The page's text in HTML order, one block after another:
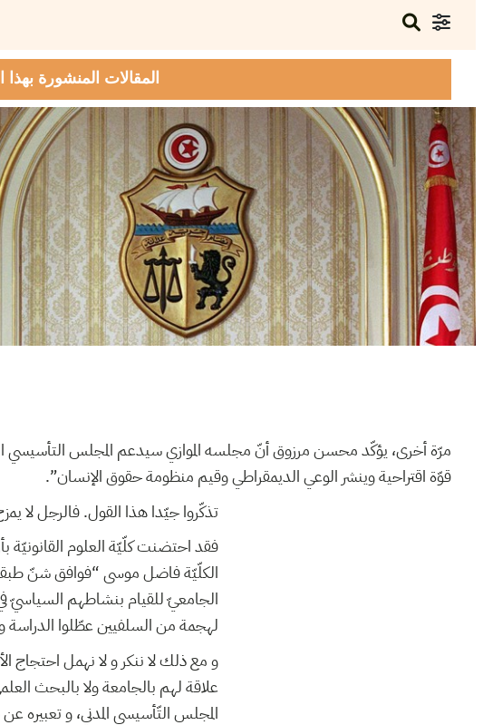
المقالات المنشورة
مرّة أخرى، يؤكّد محسن مرزوق أنّ مجلسه الموازي سيدعم المجلس التأسيسي
قوّة اقتراحية وينشر الوعي الديمقراطي وقيم منظومة حقوق الإنسان”.
تذكّروا جيّدا هذا القول. فالرجل لا
فقد احتضنت كلّيّة العلوم
الكلّيّة فاضل موسى “فوافق شنّ
الجامعيّ للقيام بنشاطهم السياسيّ
لهجمة من السلفيين عطّلوا الدراسة
و مع ذلك لا ننكر و لا نهمل احتجاج
علاقة لهم بالجامعة ولا بالبحث
المجلس التّأسيسي المدني، و